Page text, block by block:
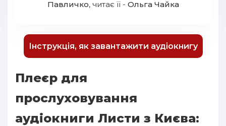
Павличко, читає її - Ольга Чайка
Інструкція, як завантажити аудіокнигу
Плеєр для
прослуховування
аудіокниги Листи з Києва: